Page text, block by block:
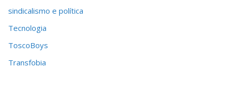
sindicalismo e política
Tecnologia
ToscoBoys
Transfobia